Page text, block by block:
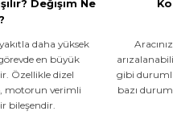
Değişim Ne
daha yüksek
en büyük
Özellikle dizel
motorun verimli
bileşendir.
gibi
bazı